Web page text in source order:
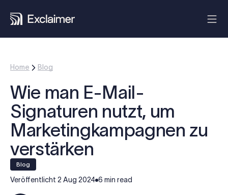
Home Blog
Wie man E-Mail-
Signaturen nutzt, um
Marketingkampagnen zu
verstärken
blog
Veröffentlicht 2 Aug 2024 6 min read